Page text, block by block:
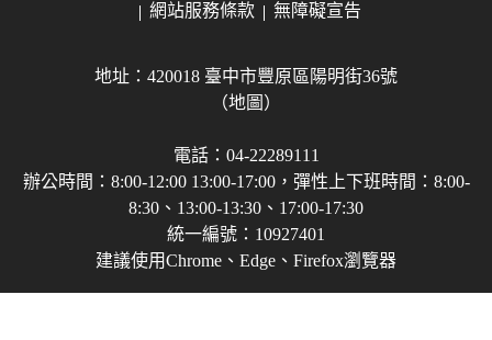
網站服務條款
無障礙宣告
地址：420018 臺中市豐原區陽明街36號
（地圖）
電話：04-22289111
辦公時間：8:00-12:00 13:00-17:00，彈性上下班時間：8:00-
8:30、13:00-13:30、17:00-17:30
統一編號：10927401
建議使用Chrome、Edge、Firefox瀏覽器